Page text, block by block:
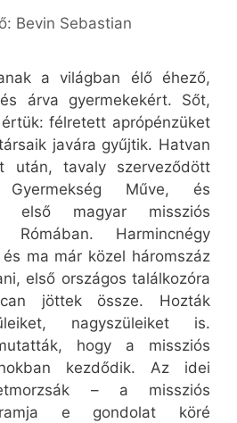
Bevin Sebastian
a világban élő éhező,
árva gyermekekért. Sőt,
félretett aprópénzüket
javára gyűjtik. Hatvan
után, tavaly szerveződött
Műve, és
első magyar missziós
Rómában. Harmincnégy
ma már közel háromszáz
első országos találkozóra
jöttek össze. Hozták
nagyszüleiket is.
hogy a missziós
kezdődik. Az idei
– a missziós
e gondolat köré